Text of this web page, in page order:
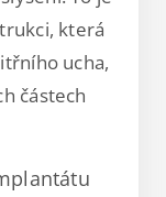
která
ucha,
částech